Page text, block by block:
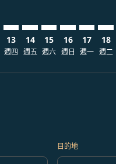
13
週四
14
週五
15
週六
16
週日
17
週一
18
週二
目的地